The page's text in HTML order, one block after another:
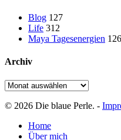
Blog 127
Life 312
Maya Tagesenergien 126
Archiv
Archiv
© 2026 Die blaue Perle. -
Close
Menu
Home
Über mich